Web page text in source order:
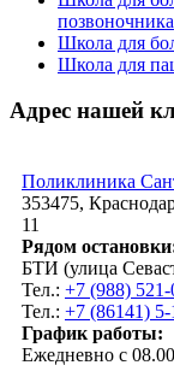
позвоночника
Школа для
Школа для
Адрес нашей
Поликлиника
353475,
11
Рядом
БТИ (улица
Тел.: +7 (988)
Тел.: +7 (86141)
График работы:
Ежедневно с